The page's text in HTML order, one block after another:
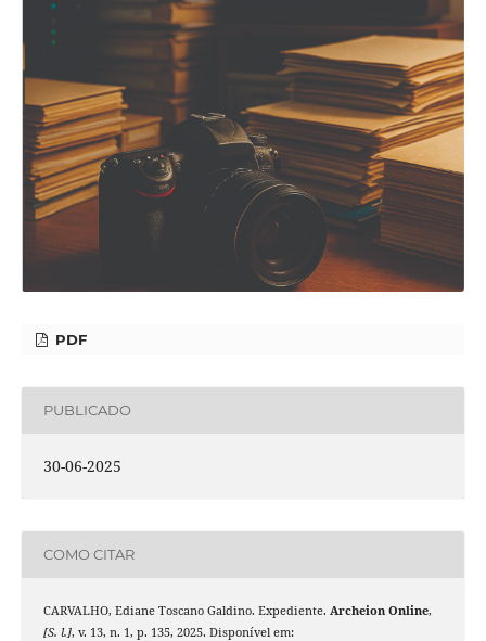
PDF
PUBLICADO
30-06-2025
COMO CITAR
CARVALHO, Ediane Toscano Galdino. Expediente. Archeion Online,
[S. l.], v. 13, n. 1, p. 135, 2025. Disponível em: